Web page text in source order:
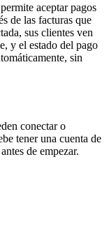
aceptar pagos
de las facturas que
sus clientes ven
y el estado del pago
sin
conectar o
tener una cuenta de
de empezar.